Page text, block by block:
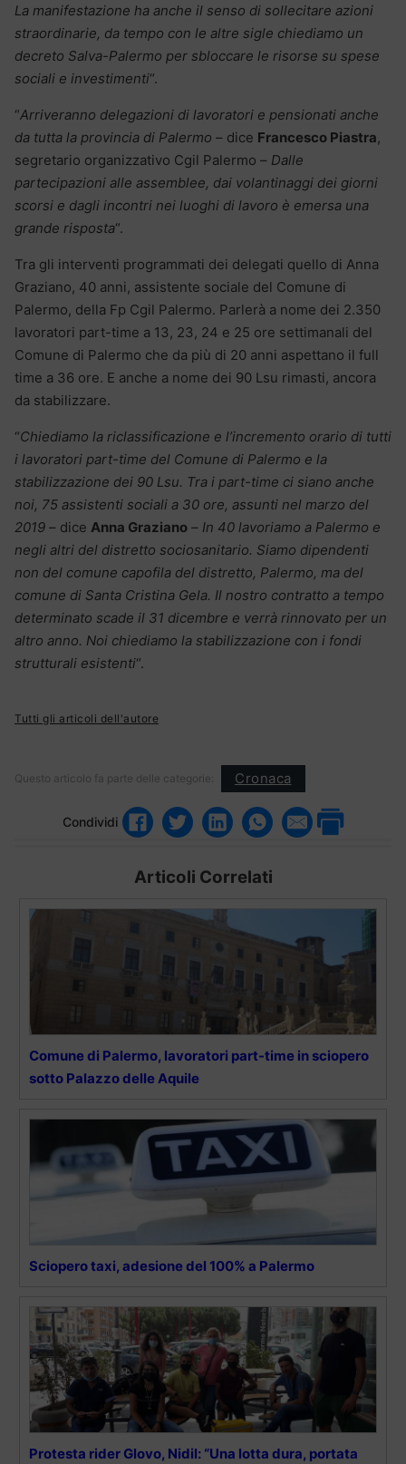
La manifestazione ha anche il senso di sollecitare azioni
straordinarie, da tempo con le altre sigle chiediamo un
decreto Salva-Palermo per sbloccare le risorse su spese
sociali e investimenti“.
“Arriveranno delegazioni di lavoratori e pensionati anche
da tutta la provincia di Palermo – dice Francesco Piastra,
segretario organizzativo Cgil Palermo – Dalle
partecipazioni alle assemblee, dai volantinaggi dei giorni
scorsi e dagli incontri nei luoghi di lavoro è emersa una
grande risposta“.
Tra gli interventi programmati dei delegati quello di Anna
Graziano, 40 anni, assistente sociale del Comune di
Palermo, della Fp Cgil Palermo. Parlerà a nome dei 2.350
lavoratori part-time a 13, 23, 24 e 25 ore settimanali del
Comune di Palermo che da più di 20 anni aspettano il full
time a 36 ore. E anche a nome dei 90 Lsu rimasti, ancora
da stabilizzare.
“Chiediamo la riclassificazione e l’incremento orario di tutti
i lavoratori part-time del Comune di Palermo e la
stabilizzazione dei 90 Lsu. Tra i part-time ci siano anche
noi, 75 assistenti sociali a 30 ore, assunti nel marzo del
2019 – dice Anna Graziano – In 40 lavoriamo a Palermo e
negli altri del distretto sociosanitario. Siamo dipendenti
non del comune capofila del distretto, Palermo, ma del
comune di Santa Cristina Gela. Il nostro contratto a tempo
determinato scade il 31 dicembre e verrà rinnovato per un
altro anno. Noi chiediamo la stabilizzazione con i fondi
strutturali esistenti“.
Tutti gli articoli dell'autore
Questo articolo fa parte delle categorie: Cronaca
Condividi
Articoli Correlati
Comune di Palermo, lavoratori part-time in sciopero
sotto Palazzo delle Aquile
Sciopero taxi, adesione del 100% a Palermo
Protesta rider Glovo, Nidil: “Una lotta dura, portata